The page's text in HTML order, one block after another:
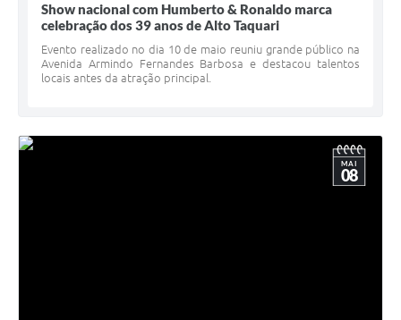
Show nacional com Humberto & Ronaldo marca
celebração dos 39 anos de Alto Taquari
Evento realizado no dia 10 de maio reuniu grande público na
Avenida Armindo Fernandes Barbosa e destacou talentos
locais antes da atração principal.
MAI
08